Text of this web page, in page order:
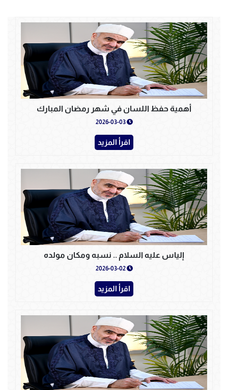
أهمية حفظ اللسان في شهر رمضان المبارك
2026-03-03
اقرأ المزيد
إلياس عليه السلام .. نسبه ومكان مولده
2026-03-02
اقرأ المزيد